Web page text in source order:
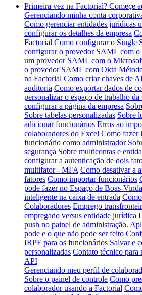
Primeira vez na Factorial? Começe
Gerenciando minha conta
Como gerenciar entidades jurídicas
configurar os detalhes da empresa
Factorial Como configurar o Single
configurar o provedor SAML com o
um provedor SAML com o
o provedor SAML com Okta
na Factorial Como criar chaves de
auditoria Como exportar dados de
personalizar o espaço de trabalho da
configurar a página da empresa
Sobre tabelas personalizadas Sobre
adicionar funcionários Erros ao
colaboradores do Excel Como fazer
funcionário como administrador
segurança Sobre multicontas e
configurar a autenticação de dois
multifator - MFA Como desativar a
fatores Como importar funcionários
pode fazer no Espaço de Boas-
inteligente na caixa de entrada
Colaboradores Emprego
empregado versus entidade jurídica
push no painel de administração.
pode e o que não pode ser feito
IRPF para os funcionários Salvar e
personalizadas Contato técnico para
API
Gerenciando meu perfil de
Sobre o painel de controle Como
colaborador usando a Factorial